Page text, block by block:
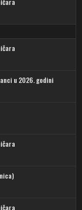
u 2026. godini